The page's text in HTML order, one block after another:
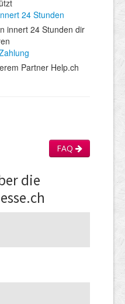
innert 24 Stunden dir
Partner Help.ch
FAQ
die